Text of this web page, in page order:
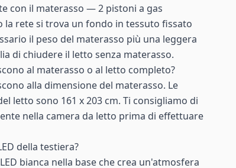
con il materasso — 2 pistoni a gas
rete si trova un fondo in tessuto fissato
il peso del materasso più una leggera
di chiudere il letto senza materasso.
al materasso o al letto completo?
alla dimensione del materasso. Le
letto sono 161 x 203 cm. Ti consigliamo di
nella camera da letto prima di effettuare
della testiera?
bianca nella base che crea un'atmosfera